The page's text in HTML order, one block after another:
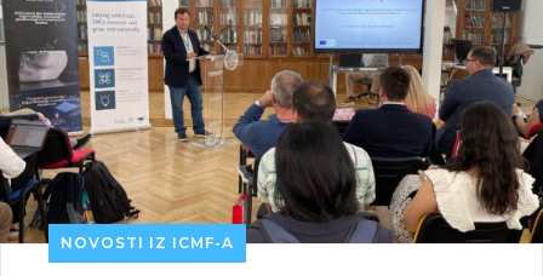
NOVOSTI IZ ICMF-A